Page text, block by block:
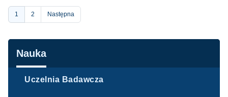
Stronicowanie
Bieżąca
strona
1 Strona
2 Następna
Nawigacja
Nauka
Uczelnia Badawcza